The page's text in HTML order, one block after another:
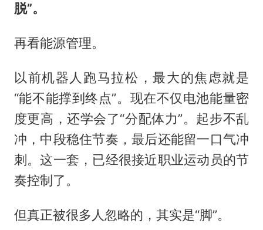
脱”。
再看能源管理。
以前机器人跑马拉松，最大的焦虑就是
“能不能撑到终点”。现在不仅电池能量密
度更高，还学会了“分配体力”。起步不乱
冲，中段稳住节奏，最后还能留一口气冲
刺。这一套，已经很接近职业运动员的节
奏控制了。
但真正被很多人忽略的，其实是“脚”。